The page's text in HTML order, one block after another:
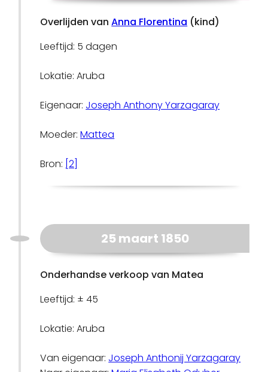
Overlijden vanAnna Florentina (kind)
Leeftijd: 5 dagen
Lokatie: Aruba
Eigenaar: Joseph Anthony Yarzagaray
Moeder:Mattea
Bron: [2]
25 maart 1850
Onderhandse verkoop van Matea
Leeftijd: ± 45
Lokatie: Aruba
Van eigenaar: Joseph Anthonij Yarzagaray